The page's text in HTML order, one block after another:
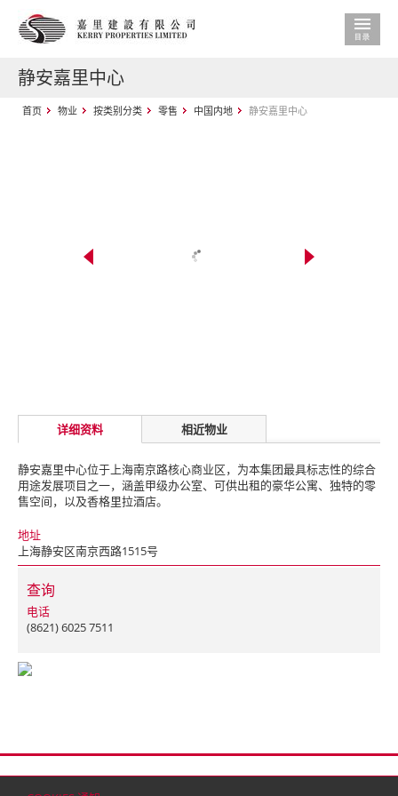
静安嘉里中心
首页 物业 按类别分类 零售 中国内地 静安嘉里中心
详细资料 相近物业
静安嘉里中心位于上海南京路核心商业区，为本集团最具标志性的综合
用途发展项目之一，涵盖甲级办公室、可供出租的豪华公寓、独特的零
售空间，以及香格里拉酒店。
地址
上海静安区南京西路1515号
查询
电话
(8621) 6025 7511